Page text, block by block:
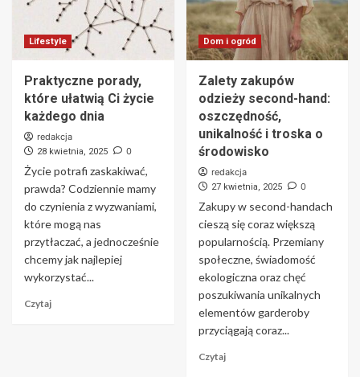
Lifestyle
Praktyczne porady,
które ułatwią Ci życie
każdego dnia
redakcja
28 kwietnia, 2025 0
Życie potrafi zaskakiwać,
prawda? Codziennie mamy
do czynienia z wyzwaniami,
które mogą nas
przytłaczać, a jednocześnie
chcemy jak najlepiej
wykorzystać...
Czytaj
Dom i ogród
Zalety zakupów
odzieży second-hand:
oszczędność,
unikalność i troska o
środowisko
redakcja
27 kwietnia, 2025 0
Zakupy w second-handach
cieszą się coraz większą
popularnością. Przemiany
społeczne, świadomość
ekologiczna oraz chęć
poszukiwania unikalnych
elementów garderoby
przyciągają coraz...
Czytaj